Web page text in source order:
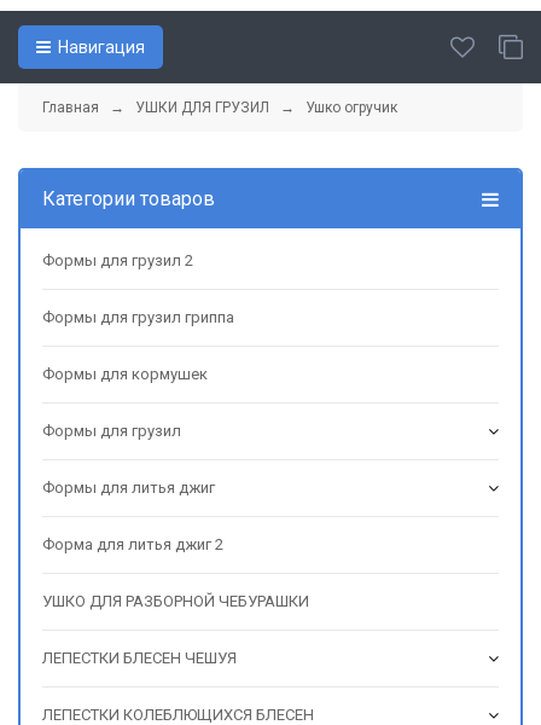
Навигация
Главная → УШКИ ДЛЯ ГРУЗИЛ → Ушко огручик
Категории товаров
Формы для грузил 2
Формы для грузил гриппа
Формы для кормушек
Формы для грузил
Формы для литья джиг
Форма для литья джиг 2
УШКО ДЛЯ РАЗБОРНОЙ ЧЕБУРАШКИ
ЛЕПЕСТКИ БЛЕСЕН ЧЕШУЯ
ЛЕПЕСТКИ КОЛЕБЛЮЩИХСЯ БЛЕСЕН